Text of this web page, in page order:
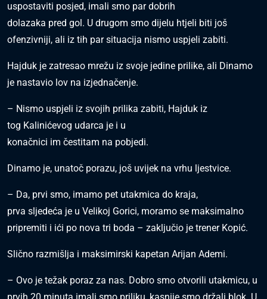
uspostaviti posjed, imali smo par dobrih
dolazaka pred gol. U drugom smo dijelu htjeli biti još
ofenzivniji, ali iz tih par situacija nismo uspjeli zabiti.
Hajduk je zatresao mrežu iz svoje jedine prilike, ali Dinamo
je nastavio lov na izjednačenje.
– Nismo uspjeli iz svojih prilika zabiti, Hajduk iz
tog Kalinićevog udarca je i u
konačnici im čestitam na pobjedi.
Dinamo je, unatoč porazu, još uvijek na vrhu ljestvice.
– Da, prvi smo, imamo pet utakmica do kraja,
prva sljedeća je u Velikoj Gorici, moramo se maksimalno
pripremiti i ići po nova tri boda – zaključio je trener Kopić.
Slično razmišlja i maksimirski kapetan Arijan Ademi.
– Ovo je težak poraz za nas. Dobro smo otvorili utakmicu, u